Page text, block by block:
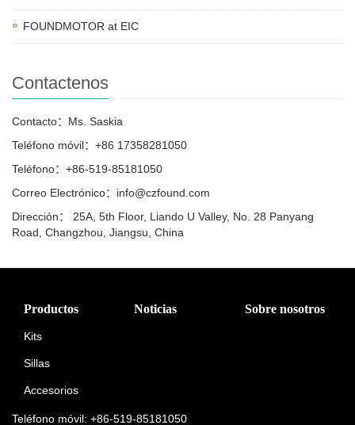
FOUNDMOTOR at EIC
Contactenos
Contacto：Ms. Saskia
Teléfono móvil：+86 17358281050
Teléfono：+86-519-85181050
Correo Electrónico：info@czfound.com
Dirección： 25A, 5th Floor, Liando U Valley, No. 28 Panyang
Road, Changzhou, Jiangsu, China
Productos
Kits
Sillas
Accesorios
Noticias Sobre nosotros
Teléfono móvil: +86-519-85181050